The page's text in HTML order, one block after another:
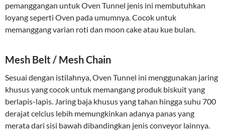
pemanggangan untuk Oven Tunnel jenis ini membutuhkan
loyang seperti Oven pada umumnya. Cocok untuk
memanggang varian roti dan moon cake atau kue bulan.
Mesh Belt / Mesh Chain
Sesuai dengan istilahnya, Oven Tunnel ini menggunakan jaring
khusus yang cocok untuk memangang produk biskuit yang
berlapis-lapis. Jaring baja khusus yang tahan hingga suhu 700
derajat celcius lebih memungkinkan adanya panas yang
merata dari sisi bawah dibandingkan jenis conveyor lainnya.